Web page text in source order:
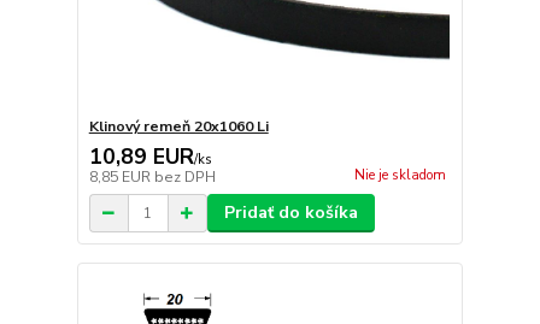
Klinový remeň 20x1060 Li
10,89 EUR/ks
8,85 EUR bez DPH Nie je skladom
Pridať do košíka